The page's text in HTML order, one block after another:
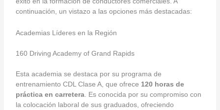
continuación, un vistazo a las opciones más destacadas:
Academias Líderes en la Región
160 Driving Academy of Grand Rapids
Esta academia se destaca por su programa de
entrenamiento CDL Clase A, que ofrece 120 horas de
práctica en carretera. Es conocida por su compromiso con
la colocación laboral de sus graduados, ofreciendo